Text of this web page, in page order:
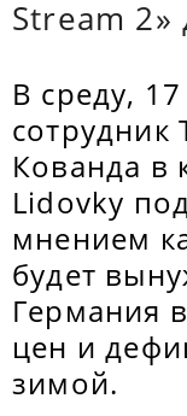
Stream 2»
В среду,
Кованда в
Lidovky
мнением
будет
Германия
цен и
зимой.